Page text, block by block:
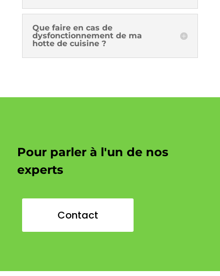
Que faire en cas de
dysfonctionnement de ma
hotte de cuisine ?
Pour parler à l'un de nos
experts
Contact